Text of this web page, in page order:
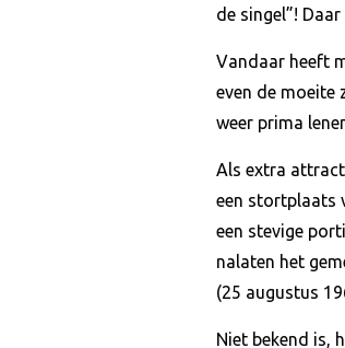
de singel”!
Vandaar heeft
even de moeite
weer prima
Als extra
een stortplaats
een stevige
nalaten het
(25 augustus
Niet bekend is,